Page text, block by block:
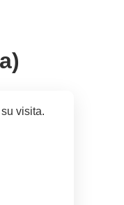
visita.